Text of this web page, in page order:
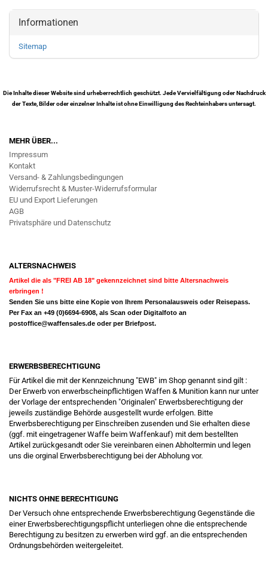
Informationen
Sitemap
Die Inhalte dieser Website sind urheberrechtlich geschützt. Jede Vervielfältigung oder Nachdruck
der Texte, Bilder oder einzelner Inhalte ist ohne Einwilligung des Rechteinhabers untersagt.
MEHR ÜBER...
Impressum
Kontakt
Versand- & Zahlungsbedingungen
Widerrufsrecht & Muster-Widerrufsformular
EU und Export Lieferungen
AGB
Privatsphäre und Datenschutz
ALTERSNACHWEIS
Artikel die als "FREI AB 18" gekennzeichnet sind bitte Altersnachweis
erbringen !
Senden Sie uns bitte eine Kopie von Ihrem Personalausweis oder Reisepass.
Per Fax an +49 (0)6694-6908, als Scan oder Digitalfoto an
postoffice@waffensales.de oder per Briefpost.
ERWERBSBERECHTIGUNG
Für Artikel die mit der Kennzeichnung "EWB" im Shop genannt sind gilt :
Der Erwerb von erwerbscheinpflichtigen Waffen & Munition kann nur unter
der Vorlage der entsprechenden "Originalen" Erwerbsberechtigung der
jeweils zuständige Behörde ausgestellt wurde erfolgen. Bitte
Erwerbsberechtigung per Einschreiben zusenden und Sie erhalten diese
(ggf. mit eingetragener Waffe beim Waffenkauf) mit dem bestellten
Artikel zurückgesandt oder Sie vereinbaren einen Abholtermin und legen
uns die orginal Erwerbsberechtigung bei der Abholung vor.
NICHTS OHNE BERECHTIGUNG
Der Versuch ohne entsprechende Erwerbsberechtigung Gegenstände die
einer Erwerbsberechtigungspflicht unterliegen ohne die entsprechende
Berechtigung zu besitzen zu erwerben wird ggf. an die entsprechenden
Ordnungsbehörden weitergeleitet.